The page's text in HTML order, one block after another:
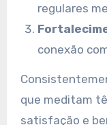
regulares
conexão
que meditam
satisfação e